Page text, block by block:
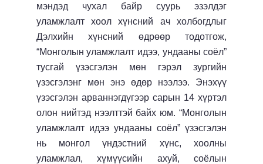
мэндэд чухал байр суурь эзэлдэг
уламжлалт хоол хүнсний ач холбогдлыг
Дэлхийн хүнсний өдрөөр тодотгож,
“Монголын уламжлалт идээ, ундааны соёл”
тусгай үзэсгэлэн мөн гэрэл зургийн
үзэсгэлэнг мөн энэ өдөр нээлээ. Энэхүү
үзэсгэлэн арваннэгдүгээр сарын 14 хүртэл
олон нийтэд нээлттэй байх юм. “Монголын
уламжлалт идээ ундааны соёл” үзэсгэлэн
нь монгол үндэстний хүнс, хоолны
уламжлал, хүмүүсийн ахуй, соёлын